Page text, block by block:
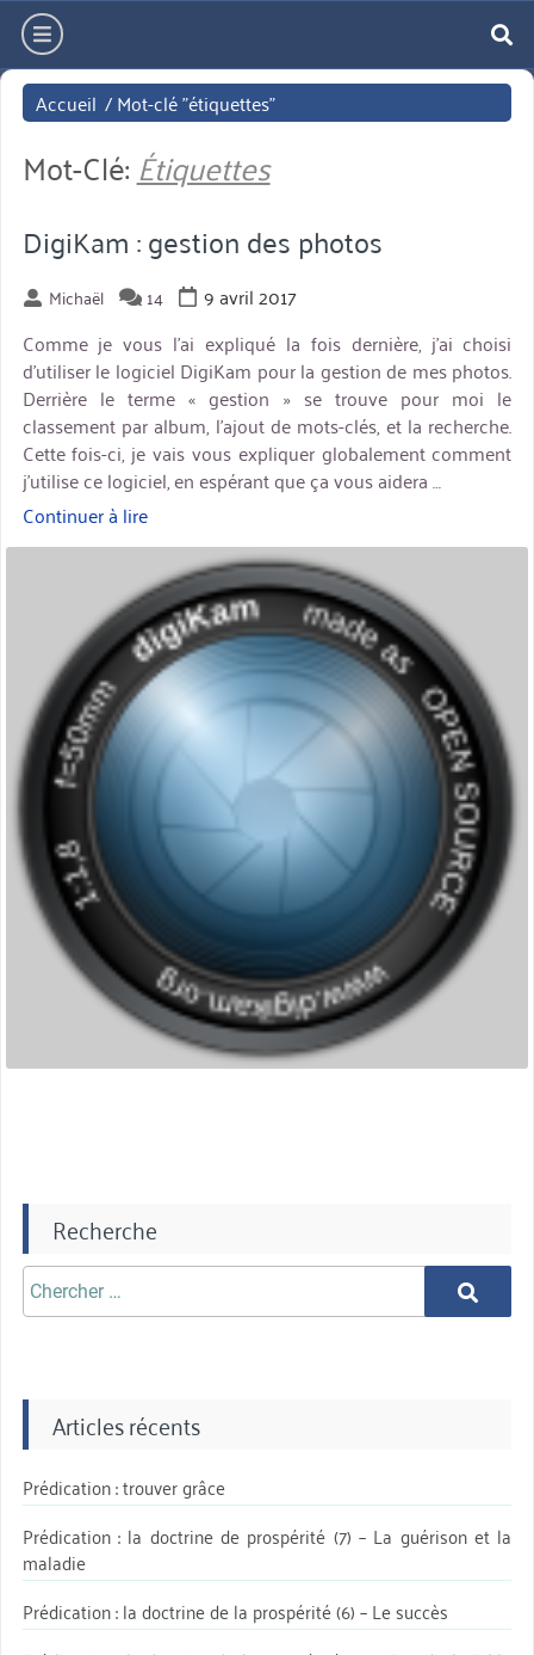
Aller
directement
au
contenu
hamburger
Accueil /Mot-clé "étiquettes"
Mot-Clé: Étiquettes
DigiKam : gestion des photos
Michaël 14
9 avril 2017
Comme je vous l’ai expliqué la fois dernière, j’ai choisi
d’utiliser le logiciel DigiKam pour la gestion de mes photos.
Derrière le terme « gestion » se trouve pour moi le
classement par album, l’ajout de mots-clés, et la recherche.
Cette fois-ci, je vais vous expliquer globalement comment
j’utilise ce logiciel, en espérant que ça vous aidera …
Continuer à lire« DigiKam
:
gestion
des
photos »
Recherche
Chercher
aprè:
Chercher
Articles récents
Prédication : trouver grâce
Prédication : la doctrine de prospérité (7) – La guérison et la
maladie
Prédication : la doctrine de la prospérité (6) – Le succès